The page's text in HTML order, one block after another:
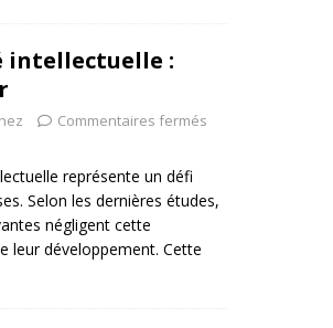
intellectuelle :
Commentaires fermés
représente un défi
Selon les dernières études,
négligent cette
leur développement. Cette